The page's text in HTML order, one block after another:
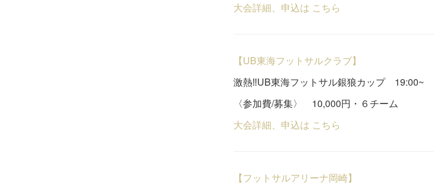
大会詳細、申込は こちら
【UB東海フットサルクラブ】
激熱‼️UB東海フットサル銀狼カップ 19:00~
〈参加費/募集〉 10,000円・６チーム
大会詳細、申込は こちら
【フットサルアリーナ岡崎】